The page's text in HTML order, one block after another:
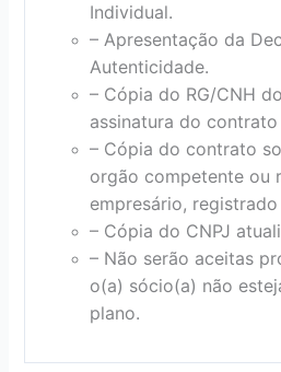
Individual.
– Apresentação da
Autenticidade.
– Cópia do RG/CNH
assinatura do contrato
– Cópia do contrato
orgão competente ou
empresário,
– Cópia do CNPJ
– Não serão aceitas
o(a) sócio(a) não
plano.